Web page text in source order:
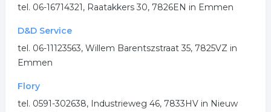
riool ontstoppen ontstoppen reiniging
.
tel. 06-16714321, Raatakkers 30, 7826EN in Emmen
D&D Service
tel. 06-11123563, Willem Barentszstraat 35, 7825VZ in
Emmen
Flory
tel. 0591-302638, Industrieweg 46, 7833HV in Nieuw